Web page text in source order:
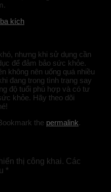
kích
nhưng khi sử dụng cần
để đảm bảo sức khỏe.
không nên uống quá nhiều
đang trong tình trạng say
độ tuổi phù hợp và có tư
khỏe. Hãy theo dõi
the permalink.
thị công khai. Các
*